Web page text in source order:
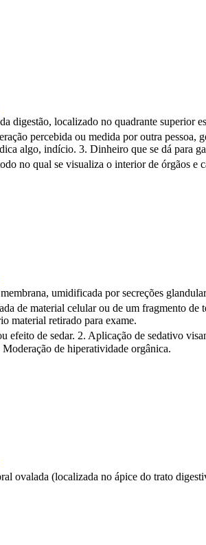
digestão, localizado no quadrante
percebida ou medida por outra
algo, indício. 3. Dinheiro que se dá para
no qual se visualiza o interior de órgãos e
umidificada por secreções
de material celular ou de um fragmento
material retirado para exame.
efeito de sedar. 2. Aplicação de sedativo
de hiperatividade orgânica.
ovalada (localizada no ápice do trato